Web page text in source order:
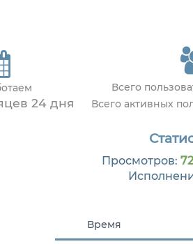
24 дня
Всего
Всего активных
Просмотров:
Время